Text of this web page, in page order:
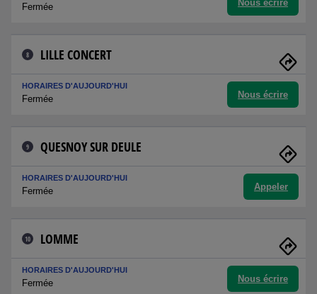
Fermée Nous écrire
8 LILLE CONCERT
HORAIRES D'AUJOURD'HUI
Fermée Nous écrire
9 QUESNOY SUR DEULE
HORAIRES D'AUJOURD'HUI
Fermée Appeler
10 LOMME
HORAIRES D'AUJOURD'HUI
Fermée Nous écrire